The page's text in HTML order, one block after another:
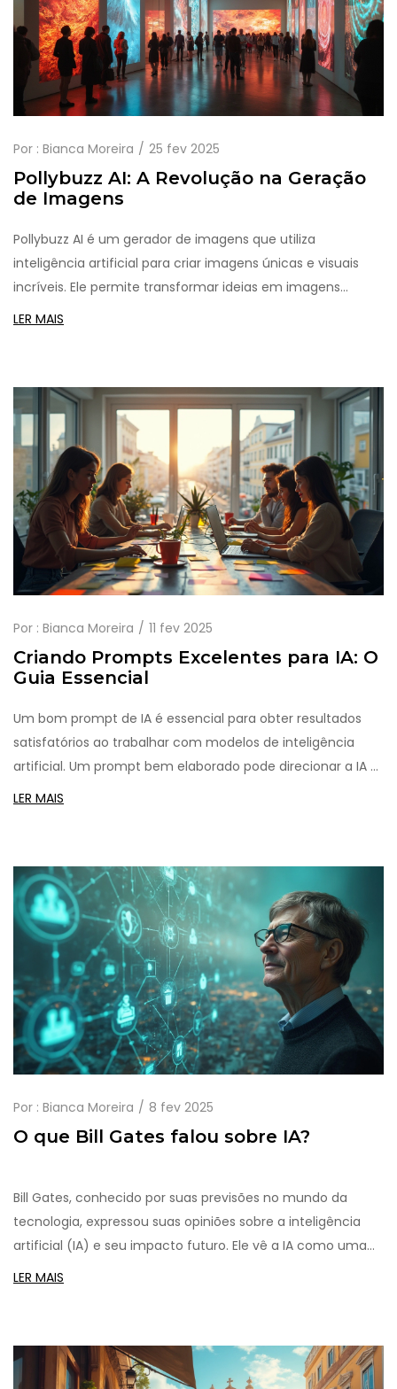
Por : Bianca Moreira 25 fev 2025
Pollybuzz AI: A Revolução na Geração
de Imagens
Pollybuzz AI é um gerador de imagens que utiliza
inteligência artificial para criar imagens únicas e visuais
incríveis. Ele permite transformar ideias em imagens
realistas e detalhadas com apenas alguns cliques. Neste
aproveitar ao máximo essa ferramenta poderosa. Prepare-
se para explorar um novo mundo de possibilidades
criativas com Pollybuzz AI.
LER MAIS
Por : Bianca Moreira 11 fev 2025
Criando Prompts Excelentes para IA: O
Guia Essencial
Um bom prompt de IA é essencial para obter resultados
satisfatórios ao trabalhar com modelos de inteligência
artificial. Um prompt bem elaborado pode direcionar a IA a
responder de forma mais relevante e precisa. Este artigo
produtivas e eficientes.
LER MAIS
Por : Bianca Moreira 8 fev 2025
O que Bill Gates falou sobre IA?
Bill Gates, conhecido por suas previsões no mundo da
tecnologia, expressou suas opiniões sobre a inteligência
artificial (IA) e seu impacto futuro. Ele vê a IA como uma
ferramenta poderosa que pode transformar indústrias,
sua evolução. Gates destaca a importância de uma
regulamentação equilibrada para que a IA beneficie a
LER MAIS